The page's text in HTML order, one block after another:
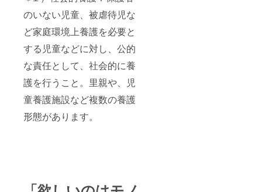
のいない児童、被虐待児な
ど家庭環境上養護を必要と
する児童などに対し、公的
な責任として、社会的に養
護を行うこと。里親や、児
童養護施設など複数の養護
形態があります。